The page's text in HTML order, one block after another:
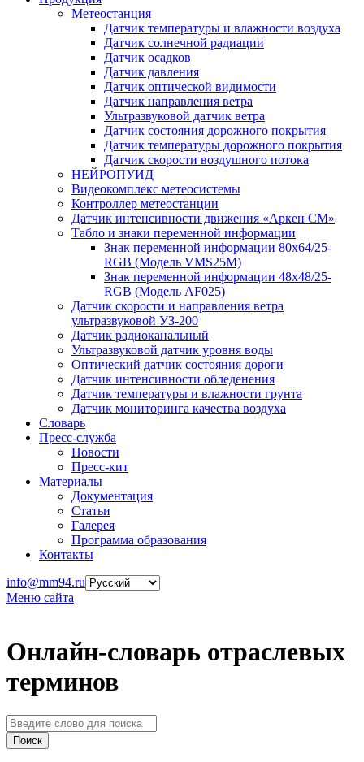
Метеостанция
Датчик температуры и влажности воздуха
Датчик солнечной радиации
Датчик осадков
Датчик давления
Датчик оптической видимости
Датчик направления ветра
Ультразвуковой датчик ветра
Датчик состояния дорожного покрытия
Датчик температуры дорожного покрытия
Датчик скорости воздушного потока
НЕЙРОПУИД
Видеокомплекс метеосистемы
Контроллер метеостанции
Датчик интенсивности движения «Аркен СМ»
Табло и знаки переменной информации
Знак переменной информации 80х64/25-
RGB (Модель VMS25M)
Знак переменной информации 48х48/25-
RGB (Модель АF025)
Датчик скорости и направления ветра
ультразвуковой УЗ-200
Датчик радиоканальный
Ультразвуковой датчик уровня воды
Оптический датчик состояния дороги
Датчик интенсивности обледенения
Датчик температуры и влажности грунта
Датчик мониторинга качества воздуха
Словарь
Пресс-служба
Новости
Пресс-кит
Материалы
Документация
Статьи
Галерея
Программа образования
Контакты
info@mm94.ru
Меню сайта
Онлайн-словарь отраслевых
терминов